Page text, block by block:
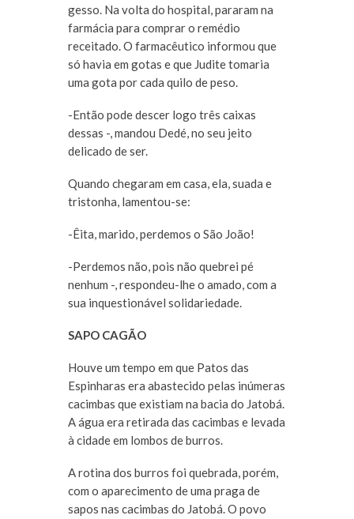
gesso. Na volta do hospital, pararam na
farmácia para comprar o remédio
receitado. O farmacêutico informou que
só havia em gotas e que Judite tomaria
uma gota por cada quilo de peso.
-Então pode descer logo três caixas
dessas -, mandou Dedé, no seu jeito
delicado de ser.
Quando chegaram em casa, ela, suada e
tristonha, lamentou-se:
-Êita, marido, perdemos o São João!
-Perdemos não, pois não quebrei pé
nenhum -, respondeu-lhe o amado, com a
sua inquestionável solidariedade.
SAPO CAGÃO
Houve um tempo em que Patos das
Espinharas era abastecido pelas inúmeras
cacimbas que existiam na bacia do Jatobá.
A água era retirada das cacimbas e levada
à cidade em lombos de burros.
A rotina dos burros foi quebrada, porém,
com o aparecimento de uma praga de
sapos nas cacimbas do Jatobá. O povo